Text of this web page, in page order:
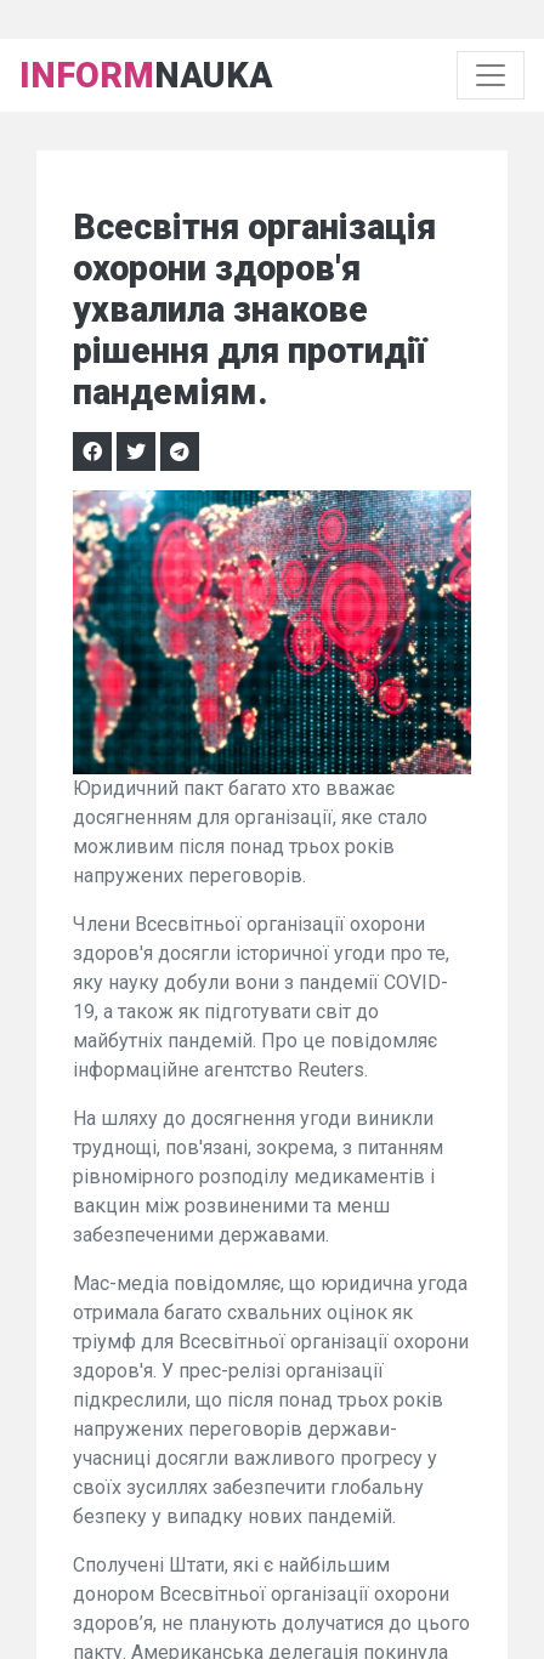
INFORMNAUKA
Всесвітня організація
охорони здоров'я
ухвалила знакове
рішення для протидії
пандеміям.
Юридичний пакт багато хто вважає
досягненням для організації, яке стало
можливим після понад трьох років
напружених переговорів.
Члени Всесвітньої організації охорони
здоров'я досягли історичної угоди про те,
яку науку добули вони з пандемії COVID-
19, а також як підготувати світ до
майбутніх пандемій. Про це повідомляє
інформаційне агентство Reuters.
На шляху до досягнення угоди виникли
труднощі, пов'язані, зокрема, з питанням
рівномірного розподілу медикаментів і
вакцин між розвиненими та менш
забезпеченими державами.
Мас-медіа повідомляє, що юридична угода
отримала багато схвальних оцінок як
тріумф для Всесвітньої організації охорони
здоров'я. У прес-релізі організації
підкреслили, що після понад трьох років
напружених переговорів держави-
учасниці досягли важливого прогресу у
своїх зусиллях забезпечити глобальну
безпеку у випадку нових пандемій.
Сполучені Штати, які є найбільшим
донором Всесвітньої організації охорони
здоров’я, не планують долучатися до цього
пакту. Американська делегація покинула